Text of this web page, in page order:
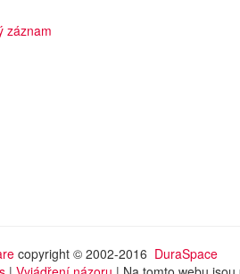
záznam
copyright © 2002-2016 DuraSpace